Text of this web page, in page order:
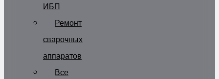
ИБП
Ремонт
сварочных
аппаратов
Все